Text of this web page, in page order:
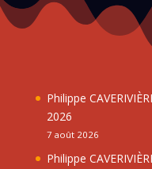
Philippe
2026
7 août 2026
Philippe